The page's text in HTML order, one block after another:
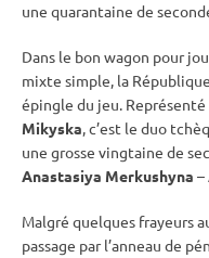
une quarantaine de
Dans le bon wagon pour
mixte simple, la
épingle du jeu. Représenté
Mikyska, c’est le duo
une grosse vingtaine de
Anastasiya Merkushyna –
Malgré quelques frayeurs
passage par l’anneau de